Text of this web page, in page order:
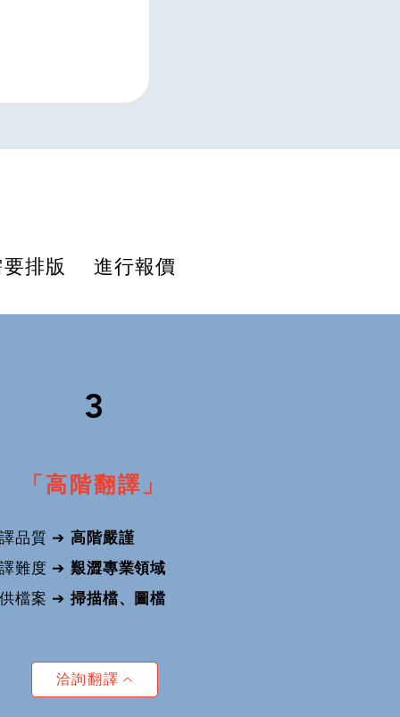
要排版 進行報價
3
「高階翻譯」
品質 ➔ 高階嚴謹
難度 ➔ 艱澀專業領域
檔案 ➔ 掃描檔、圖檔
洽詢翻譯